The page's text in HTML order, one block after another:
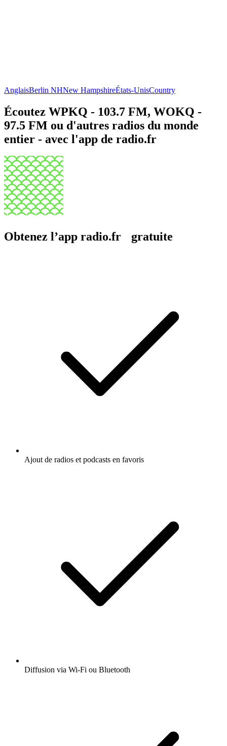
AnglaisBerlin NHNew HampshireÉtats-UnisCountry
Écoutez WPKQ - 103.7 FM, WOKQ -
97.5 FM ou d'autres radios du monde
entier - avec l'app de radio.fr
Obtenez l’app radio.fr gratuite
Ajout de radios et podcasts en favoris
Diffusion via Wi-Fi ou Bluetooth